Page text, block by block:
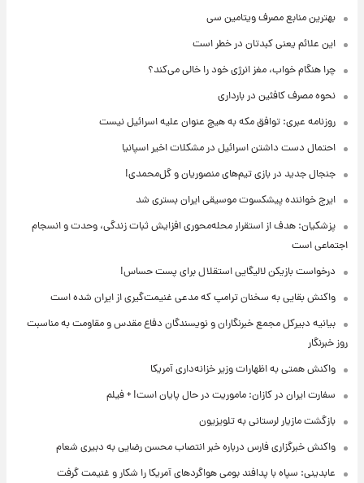
بهترین منابع مصرف ویتامین سی
این علائم یعنی کبدتان در خطر است
چرا هنگام خواب، مغز انرژی خود را خالی می‌کند؟
نحوه مصرف کافئین در بارداری
روزنامه عبری: توافق مکه به هیچ عنوان علیه اسرائیل نیست
احتمال دست داشتن اسرائیل در مشکلات اخیر اسپانیا
جنجال جدید در بازی تیم‌های منصوریان و گل‌محمدی!
ایرج خواننده پیشکسوت موسیقی ایران بستری شد
پزشکیان: هدف از استقرار محله‌محوری افزایش ثبات زندگی، وحدت و انسجام
اجتماعی است
درخواست بازیکن لالیگایی استقلال برای پست حساس!
واکنش بقایی به سخنان ترامپ که مدعی غنیمت‌گیری از ایران شده است
بیانیه دبیرکل مجمع خبرنگاران و نویسندگان دفاع مقدس و مقاومت به مناسبت
روز خبرنگار
واکنش همتی به اظهارات وزیر خزانه‌داری آمریکا
سفارت ایران در کازان: ماموریت در حال پایان است! + فیلم
بازگشت مازیار لرستانی به تلویزیون
واکنش خبرگزاری فارس درباره خبر انتصاب محسن رضایی به دبیری شعام
عابدینی: سپاه با پدافند بومی هواگردهای آمریکا را شکار و غنیمت گرفت